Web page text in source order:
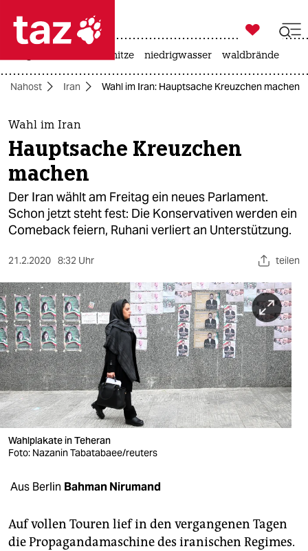
 taz zahl ich
taz zahl ich
themen
politik
öko
gesellschaft
sport
berlin
nord
wahrheit
verlag
verlag
veranstaltungen
shop
unterstützen

taz zahl ich
hitze niedrigwasser waldbrände
Nahost Iran Wahl im Iran: Hauptsache Kreuzchen machen
Wahl im Iran
Hauptsache Kreuzchen
machen
Der Iran wählt am Freitag ein neues Parlament.
Schon jetzt steht fest: Die Konservativen werden ein
Comeback feiern, Ruhani verliert an Unterstützung.
21.2.2020 8:32 Uhr teilen
Wahlplakate in Teheran
Foto: Nazanin Tabatabaee/reuters
Aus Berlin Bahman Nirumand
Auf vollen Touren lief in den vergangenen Tagen
die Propagandamaschine des iranischen Regimes.